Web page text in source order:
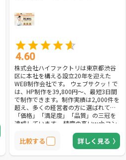
4.60
株式会社ハイファクトリは東京都渋谷
区に本社を構える設立20年を迎えた
WEB制作会社です。 ウェブサクッ！で
は、HP制作を39,800円～、最短3日間
で制作できます。制作実績は2,000件を
超え、多くの経営者の方に選ばれて
「価格」「満足度」「品質」の三冠を
達成しています。 精度の高いwebコン
サルタントのヒアリングを通しターゲ
ット選定からデザイン・HPの内容まで
を一緒に考えていくサポート体勢も魅
力の1つです。目的に合わせて1人1人に
比較する 詳しく見る